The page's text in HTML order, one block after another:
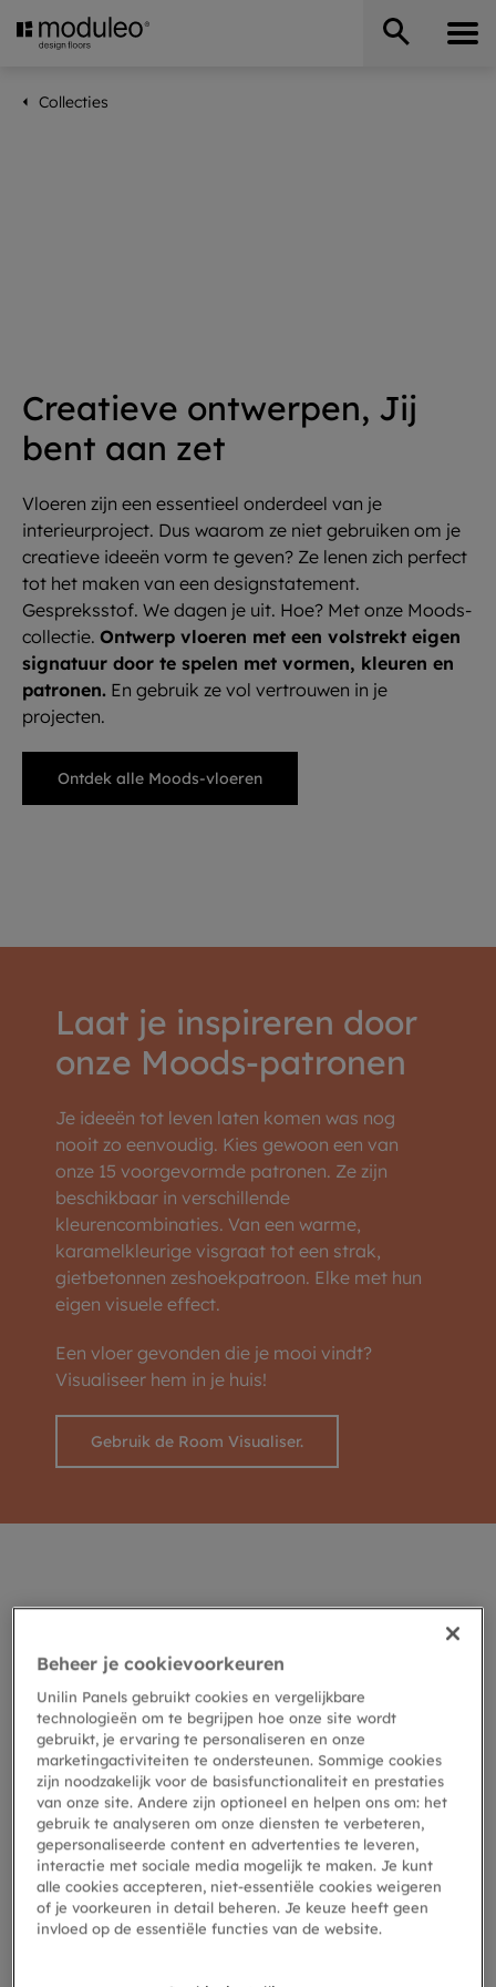
Collecties
Creatieve ontwerpen, Jij
bent aan zet
Vloeren zijn een essentieel onderdeel van je
interieurproject. Dus waarom ze niet gebruiken om je
creatieve ideeën vorm te geven? Ze lenen zich perfect
tot het maken van een designstatement.
Gespreksstof. We dagen je uit. Hoe? Met onze Moods-
collectie. Ontwerp vloeren met een volstrekt eigen
signatuur door te spelen met vormen, kleuren en
patronen. En gebruik ze vol vertrouwen in je
projecten.
Ontdek alle Moods-vloeren
Laat je inspireren door
onze Moods-patronen
Je ideeën tot leven laten komen was nog
nooit zo eenvoudig. Kies gewoon een van
onze 15 voorgevormde patronen. Ze zijn
beschikbaar in verschillende
kleurencombinaties. Van een warme,
karamelkleurige visgraat tot een strak,
gietbetonnen zeshoekpatroon. Elke met hun
eigen visuele effect.
Een vloer gevonden die je mooi vindt?
Visualiseer hem in je huis!
Gebruik de Room Visualiser.
Ontwerpvrijheid – Eindeloze
mogelijkheden
Met deze 15 voorgevormde patronen, uit voorraad
leverbaar, hebben we 70 mogelijke
kleurencombinaties gemaakt die bij elke stijl passen.
Van rustig tot onstuimig.
Rectangle
Beheer je cookievoorkeuren
Unilin Panels gebruikt cookies en vergelijkbare
technologieën om te begrijpen hoe onze site wordt
gebruikt, je ervaring te personaliseren en onze
marketingactiviteiten te ondersteunen. Sommige cookies
zijn noodzakelijk voor de basisfunctionaliteit en prestaties
van onze site. Andere zijn optioneel en helpen ons om: het
gebruik te analyseren om onze diensten te verbeteren,
gepersonaliseerde content en advertenties te leveren,
interactie met sociale media mogelijk te maken. Je kunt
alle cookies accepteren, niet-essentiële cookies weigeren
of je voorkeuren in detail beheren. Je keuze heeft geen
invloed op de essentiële functies van de website.